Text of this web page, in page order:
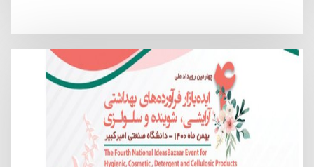
31 استارتاپ